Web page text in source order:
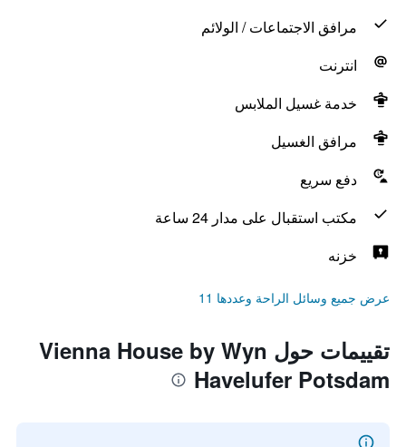
مرافق الاجتماعات / الولائم
انترنت
خدمة غسيل الملابس
مرافق الغسيل
دفع سريع
مكتب استقبال على مدار 24 ساعة
خزنه
عرض جميع وسائل الراحة وعددها 11
تقييمات حول Vienna House by Wyn
Havelufer Potsdam